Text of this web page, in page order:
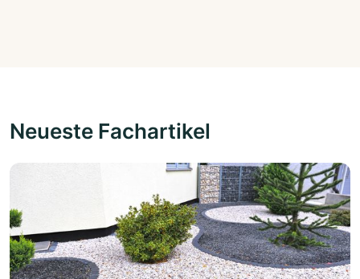
Neueste Fachartikel